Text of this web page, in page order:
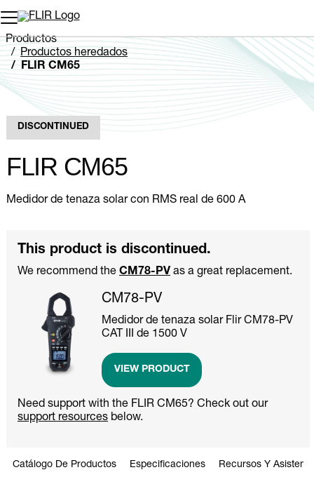
Productos
Productos heredados
FLIR CM65
DISCONTINUED
FLIR CM65
Medidor de tenaza solar con RMS real de 600 A
This product is discontinued.
We recommend the CM78-PV as a great replacement.
CM78-PV
Medidor de tenaza solar Flir CM78-PV
CAT III de 1500 V
VIEW PRODUCT
Need support with the FLIR CM65? Check out our
support resources below.
Catálogo De Productos Especificaciones Recursos Y